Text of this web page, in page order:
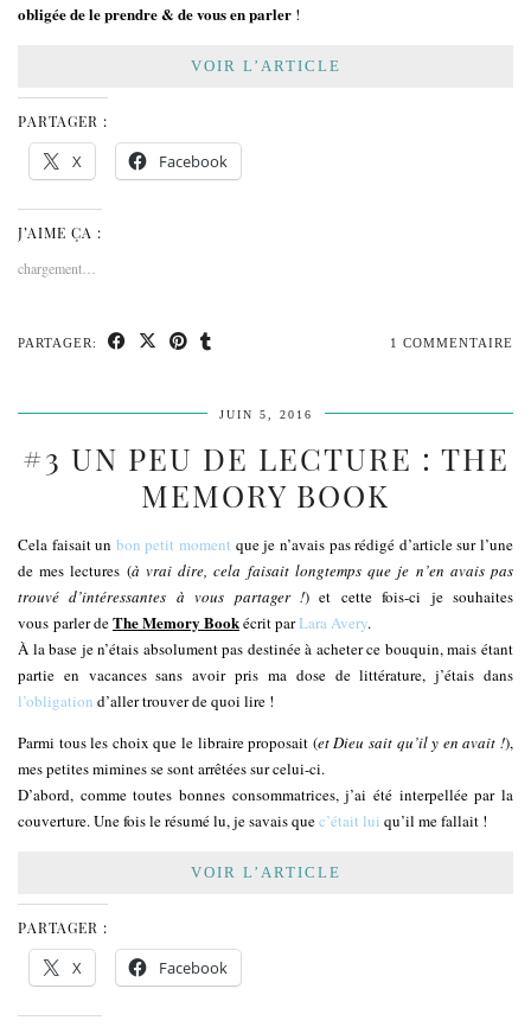
obligée de le prendre & de vous en parler !
VOIR L’ARTICLE
PARTAGER :
X Facebook
J’AIME ÇA :
chargement…
PARTAGER: 1 COMMENTAIRE
JUIN 5, 2016
#3 UN PEU DE LECTURE : THE
MEMORY BOOK
Cela faisait un bon petit moment que je n’avais pas rédigé d’article sur l’une
de mes lectures (à vrai dire, cela faisait longtemps que je n’en avais pas
trouvé d’intéressantes à vous partager !) et cette fois-ci je souhaites
vous parler deThe Memory Bookécrit parLara Avery.
À la base je n’étais absolument pas destinée à acheter ce bouquin, mais étant
partie en vacances sans avoir pris ma dose de littérature, j’étais dans
l’obligation d’aller trouver de quoi lire !
Parmi tous les choix que le libraire proposait (et Dieu sait qu’il y en avait !),
mes petites mimines se sont arrêtées sur celui-ci.
D’abord, comme toutes bonnes consommatrices, j’ai été interpellée par la
couverture. Une fois le résumé lu, je savais quec’était lui qu’il me fallait !
VOIR L’ARTICLE
PARTAGER :
X Facebook